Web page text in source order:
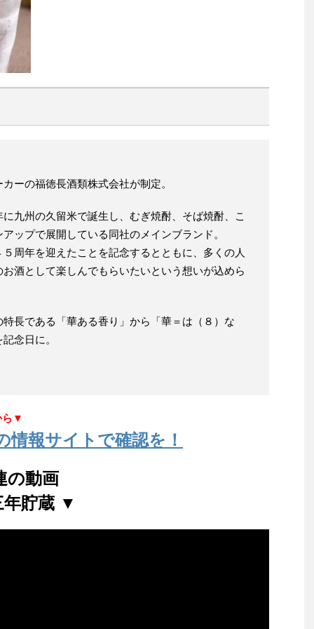
ーの福徳長酒類株式会社が制定。
九州の久留米で誕生し、むぎ焼酎、そば焼酎、こ
ップで展開している同社のメインブランド。
周年を迎えたことを記念するとともに、多くの人
酒として楽しんでもらいたいという想いが込めら
長である「華ある香り」から「華＝は（８）な
念日に。
ら▼
報サイトで確認を！
の動画
年貯蔵 ▼